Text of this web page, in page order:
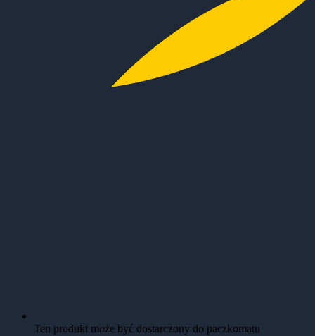
Ten produkt może być dostarczony do paczkomatu